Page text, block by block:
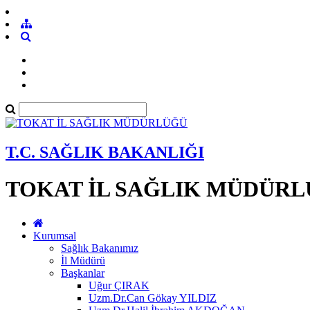
T.C. SAĞLIK BAKANLIĞI
TOKAT İL SAĞLIK
Kurumsal
Sağlık Bakanımız
İl Müdürü
Başkanlar
Uğur ÇIRAK
Uzm.Dr.Can Gökay YILDIZ